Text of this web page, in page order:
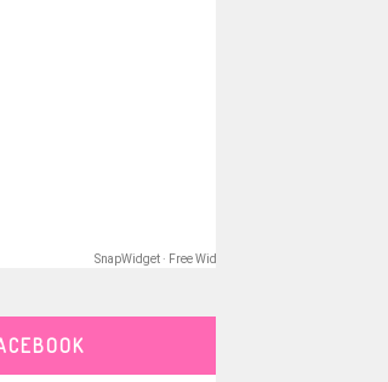
SnapWidget · Free Widget